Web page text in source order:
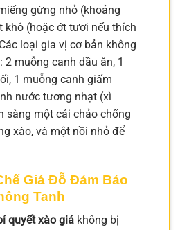
gừng nhỏ (khoảng
khô (hoặc ớt tươi nếu thích
loại gia vị cơ bản không
2 muỗng canh dầu ăn, 1
1 muỗng canh giấm
nước tương nhạt (xì
sàng một cái chảo chống
xào, và một nồi nhỏ để
Giá Đỗ Đảm Bảo
Tanh
quyết xào giá không bị